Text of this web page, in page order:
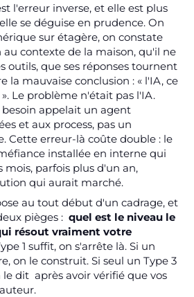
l'erreur inverse, et elle est plus
se déguise en prudence. On
sur étagère, on constate
contexte de la maison, qu'il ne
outils, que ses réponses tournent
la mauvaise conclusion : « l'IA, ce
Le problème n'était pas l'IA.
appelait un agent
et aux process, pas un
Cette erreur-là coûte double : le
installée en interne qui
mois, parfois plus d'un an,
qui aurait marché.
au tout début d'un cadrage, et
pièges : quel est le niveau le
résout vraiment votre
1 suffit, on s'arrête là. Si un
on le construit. Si seul un Type 3
dit après avoir vérifié que vos